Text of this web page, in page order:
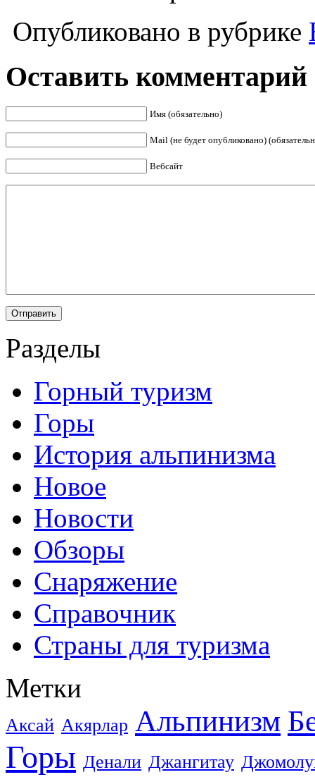
Опубликовано в рубрике
Оставить комментарий
Имя (обязательно)
Mail (не будет опубликовано)
Вебсайт
Разделы
Горный туризм
Горы
История альпинизма
Новое
Новости
Обзоры
Снаряжение
Справочник
Страны для туризма
Метки
Аксай Акярлар Альпинизм
Горы Денали Джангитау